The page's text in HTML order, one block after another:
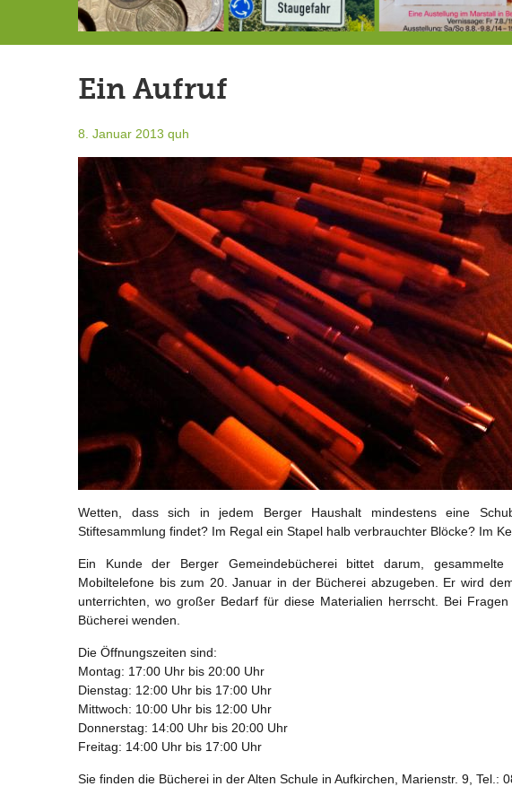
Ein Aufruf
8. Januar 2013 quh
Wetten, dass sich in jedem Berger Haushalt mindestens eine
Stiftesammlung findet? Im Regal ein Stapel halb verbrauchter Blöcke? Im
Ein Kunde der Berger Gemeindebücherei bittet darum,
Mobiltelefone bis zum 20. Januar in der Bücherei abzugeben. Er wird
unterrichten, wo großer Bedarf für diese Materialien herrscht. Bei
Bücherei wenden.
Die Öffnungszeiten sind:
Montag: 17:00 Uhr bis 20:00 Uhr
Dienstag: 12:00 Uhr bis 17:00 Uhr
Mittwoch: 10:00 Uhr bis 12:00 Uhr
Donnerstag: 14:00 Uhr bis 20:00 Uhr
Freitag: 14:00 Uhr bis 17:00 Uhr
Sie finden die Bücherei in der Alten Schule in Aufkirchen, Marienstr. 9, Tel.: